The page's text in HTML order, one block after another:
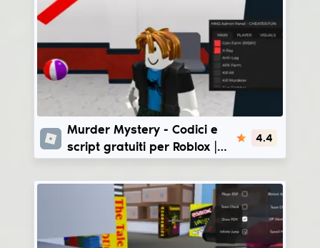
Murder Mystery
Murder Mystery - Codici e
script gratuiti per Roblox |
4.4